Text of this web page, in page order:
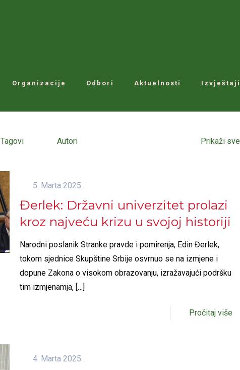
Organizacije Odbori Aktuelnosti Izvještaji
Tagovi Autori Prikaži sve
5. Marta 2025.
Đerlek: Državni univerzitet prolazi
kroz najveću krizu u svojoj historiji
Narodni poslanik Stranke pravde i pomirenja, Edin Đerlek,
tokom sjednice Skupštine Srbije osvrnuo se na izmjene i
dopune Zakona o visokom obrazovanju, izražavajući podršku
tim izmjenamja,[…]
Pročitaj više
4. Marta 2025.